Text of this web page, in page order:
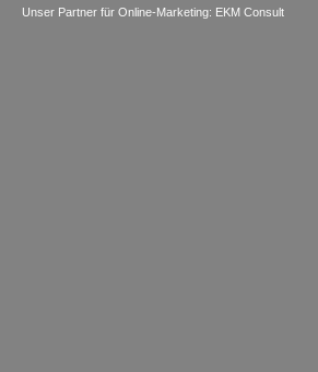
Unser Partner für Online-Marketing: EKM Consult